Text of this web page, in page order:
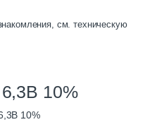
см. техническую
10%
10%